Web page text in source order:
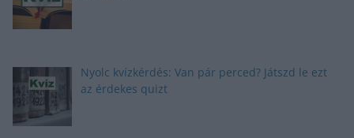
Nyolc kvízkérdés: Van pár perced? Játszd le ezt
az érdekes quizt